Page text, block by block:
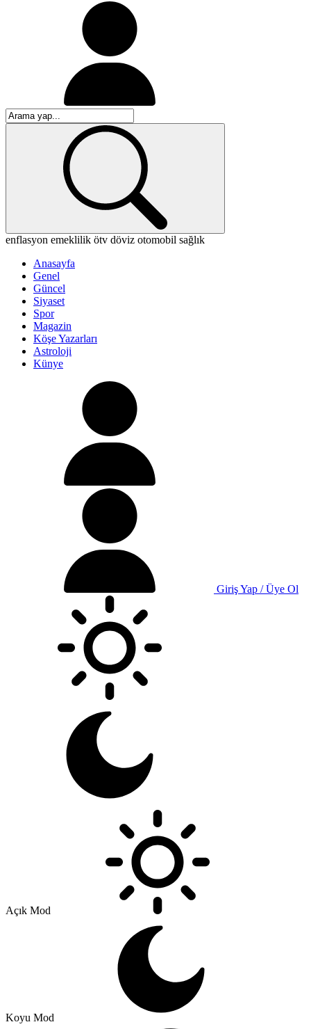
enflasyon emeklilik ötv döviz otomobil sağlık
Anasayfa
Genel
Güncel
Siyaset
Spor
Magazin
Köşe Yazarları
Astroloji
Künye
Giriş Yap / Üye Ol
Açık Mod
Koyu Mod